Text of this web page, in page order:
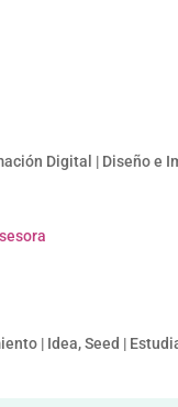
Digital | Diseño e
| Idea, Seed |